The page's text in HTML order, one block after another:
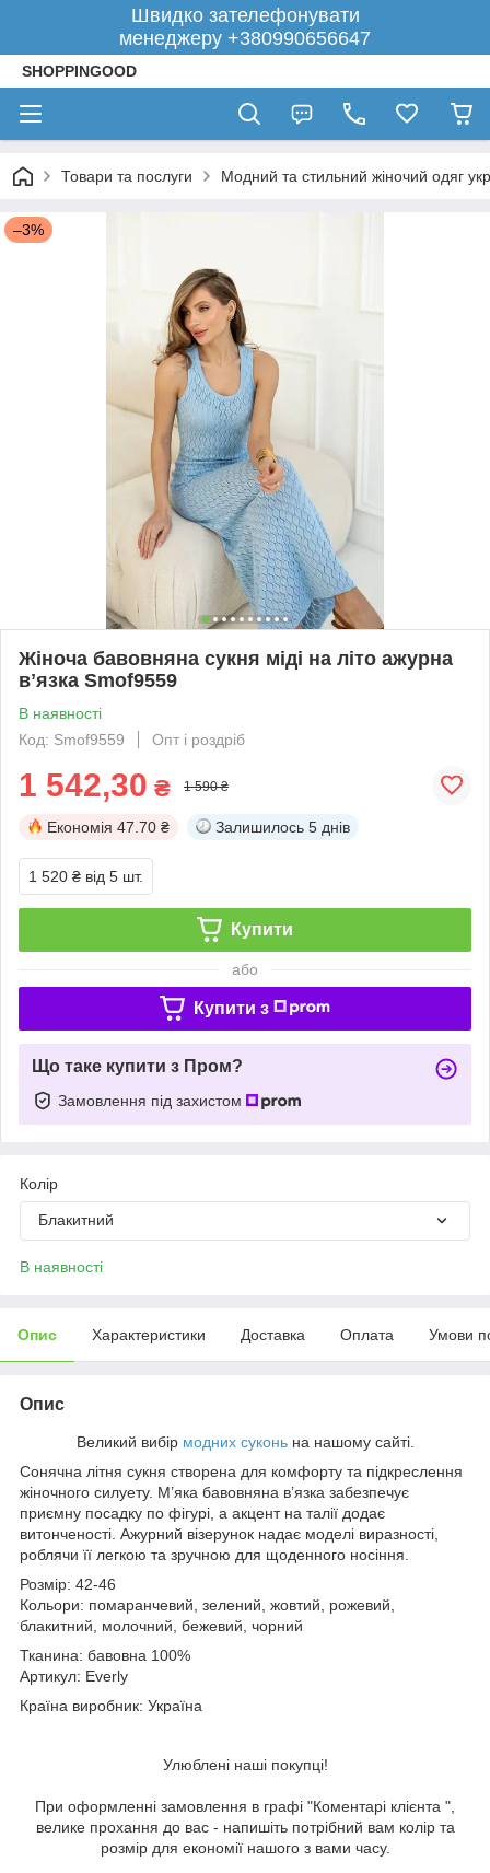
Швидко зателефонувати
менеджеру +380990656647
SHOPPINGOOD
Товари та послуги Модний та стильний жіночий одяг
–3%
Жіноча бавовняна сукня міді на літо ажурна
вʼязка Smof9559
В наявності
Код: Smof9559
Опт і роздріб
1 542,30 ₴ 1 590 ₴
Економія 47.70 ₴ Залишилось 5 днів
1 520 ₴ від 5 шт.
Купити
або
Купити з
Що таке купити з Пром?
Замовлення під захистом
Колір
Блакитний
В наявності
Опис Характеристики Доставка Оплата Умови
Опис
Великий вибір модних суконьна нашому сайті.
Сонячна літня сукня створена для комфорту та підкреслення
жіночного силуету. М’яка бавовняна в’язка забезпечує
приємну посадку по фігурі, а акцент на талії додає
витонченості. Ажурний візерунок надає моделі виразності,
роблячи її легкою та зручною для щоденного носіння.
Розмір: 42-46
Кольори: помаранчевий, зелений, жовтий, рожевий,
блакитний, молочний, бежевий, чорний
Тканина: бавовна 100%
Артикул: Everly
Країна виробник: Україна
Улюблені наші покупці!
При оформленні замовлення в графі "Коментарі клієнта ",
велике прохання до вас - напишіть потрібний вам колір та
розмір для економії нашого з вами часу.